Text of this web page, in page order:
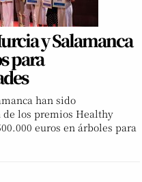
y Salamanca
para
han sido
de los premios Healthy
euros en árboles para